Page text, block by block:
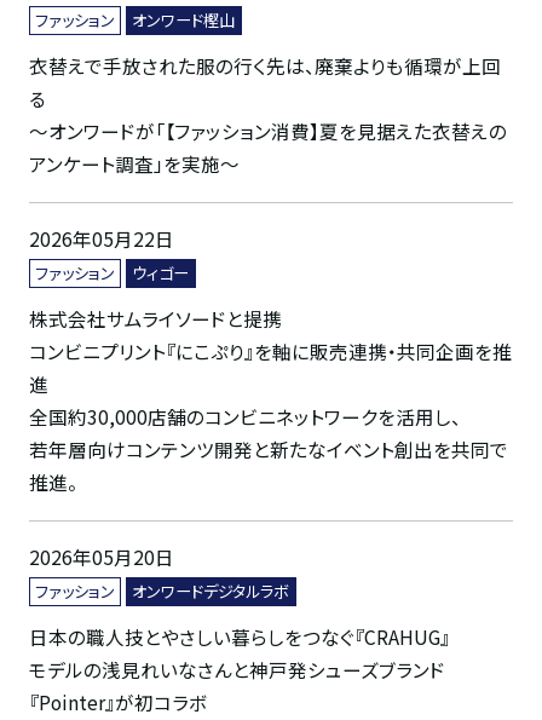
ファッション オンワード樫山
衣替えで手放された服の行く先は、廃棄よりも循環が上回
る
～オンワードが「【ファッション消費】夏を見据えた衣替えの
アンケート調査」を実施～
2026年05月22日
ファッション ウィゴー
株式会社サムライソードと提携
コンビニプリント『にこぷり』を軸に販売連携・共同企画を推
進
全国約30,000店舗のコンビニネットワークを活用し、
若年層向けコンテンツ開発と新たなイベント創出を共同で
推進。
2026年05月20日
ファッション オンワードデジタルラボ
日本の職人技とやさしい暮らしをつなぐ『CRAHUG』
モデルの浅見れいなさんと神戸発シューズブランド
『Pointer』が初コラボ